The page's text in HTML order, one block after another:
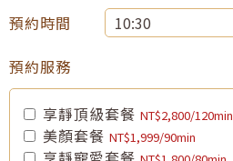
預約時間
預約服務
享靜頂級套餐 NT$2,800/120min
美顏套餐 NT$1,999/90min